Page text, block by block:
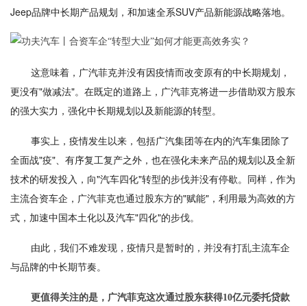
Jeep品牌中长期产品规划，和加速全系SUV产品新能源战略落地。
这意味着，广汽菲克并没有因疫情而改变原有的中长期规划，
更没有"做减法"。在既定的道路上，广汽菲克将进一步借助双方股东
的强大实力，强化中长期规划以及新能源的转型。
事实上，疫情发生以来，包括广汽集团等在内的汽车集团除了
全面战"疫"、有序复工复产之外，也在强化未来产品的规划以及全新
技术的研发投入，向"汽车四化"转型的步伐并没有停歇。同样，作为
主流合资车企，广汽菲克也通过股东方的"赋能"，利用最为高效的方
式，加速中国本土化以及汽车"四化"的步伐。
由此，我们不难发现，疫情只是暂时的，并没有打乱主流车企
与品牌的中长期节奏。
更值得关注的是，广汽菲克这次通过股东获得10亿元委托贷款